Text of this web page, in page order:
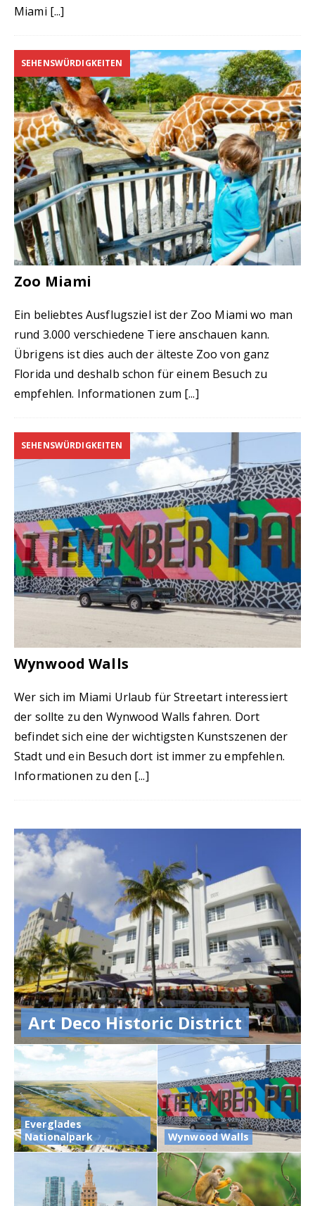
Miami [...]
Zoo Miami
SEHENSWÜRDIGKEITEN
Ein beliebtes Ausflugsziel ist der Zoo Miami wo man
rund 3.000 verschiedene Tiere anschauen kann.
Übrigens ist dies auch der älteste Zoo von ganz
Florida und deshalb schon für einem Besuch zu
empfehlen. Informationen zum [...]
Wynwood Walls
SEHENSWÜRDIGKEITEN
Wer sich im Miami Urlaub für Streetart interessiert
der sollte zu den Wynwood Walls fahren. Dort
befindet sich eine der wichtigsten Kunstszenen der
Stadt und ein Besuch dort ist immer zu empfehlen.
Informationen zu den [...]
Art Deco Historic District
Everglades
Nationalpark
Wynwood Walls